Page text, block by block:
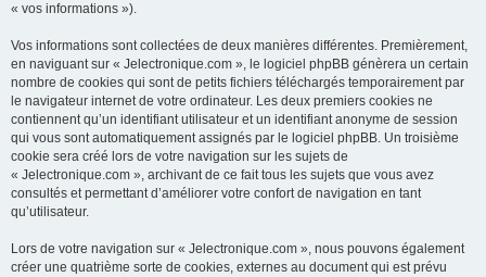
« vos informations »).
Vos informations sont collectées de deux manières différentes. Premièrement,
en naviguant sur « Jelectronique.com », le logiciel phpBB génèrera un certain
nombre de cookies qui sont de petits fichiers téléchargés temporairement par
le navigateur internet de votre ordinateur. Les deux premiers cookies ne
contiennent qu’un identifiant utilisateur et un identifiant anonyme de session
qui vous sont automatiquement assignés par le logiciel phpBB. Un troisième
cookie sera créé lors de votre navigation sur les sujets de
« Jelectronique.com », archivant de ce fait tous les sujets que vous avez
consultés et permettant d’améliorer votre confort de navigation en tant
qu’utilisateur.
Lors de votre navigation sur « Jelectronique.com », nous pouvons également
créer une quatrième sorte de cookies, externes au document qui est prévu